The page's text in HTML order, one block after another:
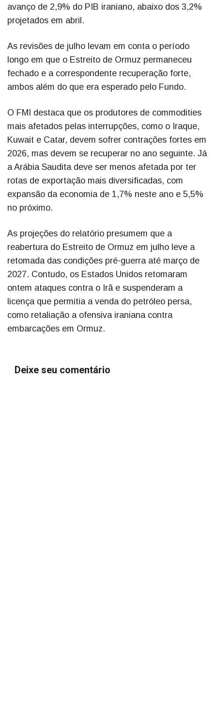
avanço de 2,9% do PIB iraniano, abaixo dos 3,2%
projetados em abril.
As revisões de julho levam em conta o período
longo em que o Estreito de Ormuz permaneceu
fechado e a correspondente recuperação forte,
ambos além do que era esperado pelo Fundo.
O FMI destaca que os produtores de commodities
mais afetados pelas interrupções, como o Iraque,
Kuwait e Catar, devem sofrer contrações fortes em
2026, mas devem se recuperar no ano seguinte. Já
a Arábia Saudita deve ser menos afetada por ter
rotas de exportação mais diversificadas, com
expansão da economia de 1,7% neste ano e 5,5%
no próximo.
As projeções do relatório presumem que a
reabertura do Estreito de Ormuz em julho leve a
retomada das condições pré-guerra até março de
2027. Contudo, os Estados Unidos retomaram
ontem ataques contra o Irã e suspenderam a
licença que permitia a venda do petróleo persa,
como retaliação a ofensiva iraniana contra
embarcações em Ormuz.
Deixe seu comentário